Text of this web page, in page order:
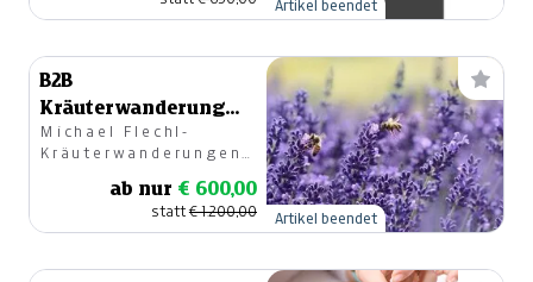
Artikel beendet
B2B
Kräuterwanderung
für eine Gruppe
(Firma, Verein)
Michael Flechl-
Kräuterwanderungen
ab nur € 600,00
statt€ 1.200,00 Artikel beendet